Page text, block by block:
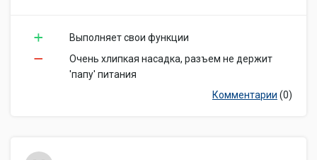
Выполняет свои функции
Очень хлипкая насадка, разъем не держит
'папу' питания
Комментарии (0)